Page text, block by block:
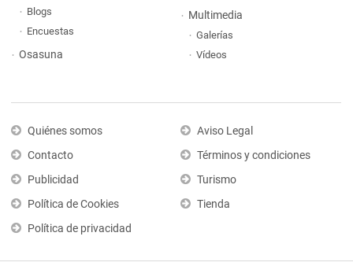
Blogs
Encuestas
Osasuna
Multimedia
Galerías
Vídeos
Quiénes somos
Contacto
Publicidad
Política de Cookies
Política de privacidad
Aviso Legal
Términos y condiciones
Turismo
Tienda